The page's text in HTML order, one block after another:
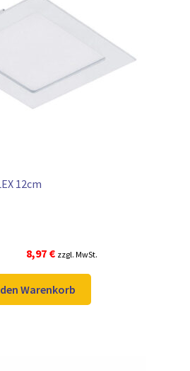
12cm
Ursprünglicher
war:
11,98 €
8,97 €Aktueller
ist:
8,97 €.
zzgl. MwSt.
Warenkorb